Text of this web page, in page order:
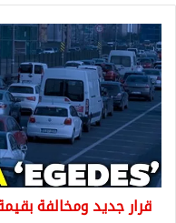
قرار
جديد
ومخالفة
بقيمة
1895
المخالفين
من
اصحاب
السيارات